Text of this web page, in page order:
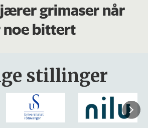
grimaser når
noe bittert
stillinger